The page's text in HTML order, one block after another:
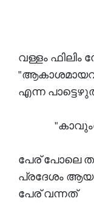
വള്ളം
എന്ന
പേര് പോലെ
പ്രദേശം
പേര് വന്നത്